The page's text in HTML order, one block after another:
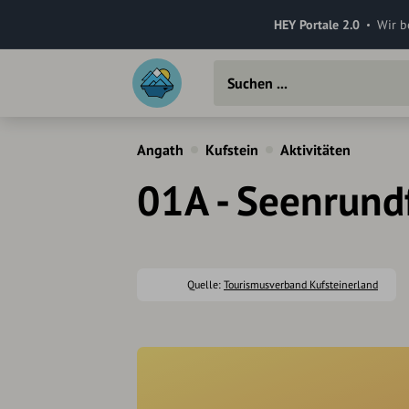
HEY Portale 2.0 Wir
Angath Kufstein Aktivitäten
01A -
Quelle: Tourismusverband Kufsteinerland